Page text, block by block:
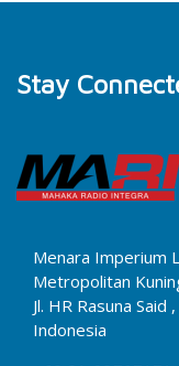
Stay
Menara Imperium
Metropolitan
Jl. HR Rasuna Said
Indonesia